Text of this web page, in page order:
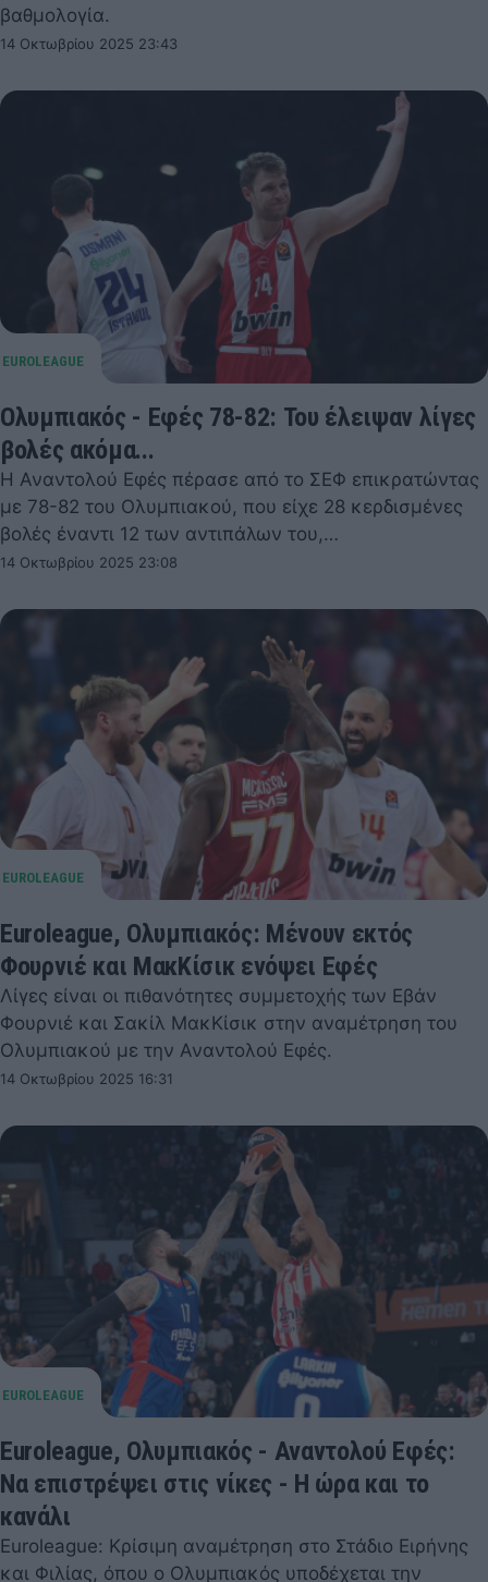
βαθμολογία.
14 Οκτωβρίου 2025 23:43
Ολυμπιακός - Εφές 78-82: Του έλειψαν λίγες
βολές ακόμα...
Η Αναντολού Εφές πέρασε από το ΣΕΦ επικρατώντας
με 78-82 του Ολυμπιακού, που είχε 28 κερδισμένες
βολές έναντι 12 των αντιπάλων του,…
14 Οκτωβρίου 2025 23:08
Euroleague, Ολυμπιακός: Μένουν εκτός
Φουρνιέ και ΜακΚίσικ ενόψει Εφές
Λίγες είναι οι πιθανότητες συμμετοχής των Εβάν
Φουρνιέ και Σακίλ ΜακΚίσικ στην αναμέτρηση του
Ολυμπιακού με την Αναντολού Εφές.
14 Οκτωβρίου 2025 16:31
Euroleague, Ολυμπιακός - Αναντολού Εφές:
Να επιστρέψει στις νίκες - Η ώρα και το
κανάλι
Euroleague: Κρίσιμη αναμέτρηση στο Στάδιο Ειρήνης
και Φιλίας, όπου ο Ολυμπιακός υποδέχεται την